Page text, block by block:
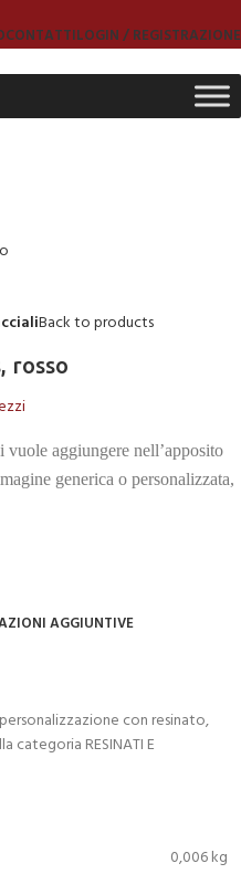
CONTATTILOGIN / REGISTRAZIONE
Back to products
rosso
aggiungere nell’apposito
generica o personalizzata,
AGGIUNTIVE
con resinato,
categoria RESINATI E
0,006 kg